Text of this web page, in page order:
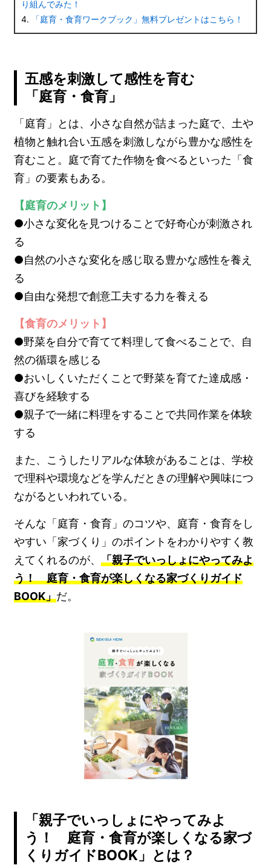
り組んでみた！
4.
「庭育・食育ワークブック」無料プレゼントはこちら！
五感を刺激して感性を育む
「庭育・食育」
「庭育」とは、小さな自然が詰まった庭で、土や
植物と触れ合い五感を刺激しながら豊かな感性を
育むこと。庭で育てた作物を食べるといった「食
育」の要素もある。
【庭育のメリット】
●小さな変化を見つけることで好奇心が刺激され
る
●自然の小さな変化を感じ取る豊かな感性を養え
る
●自由な発想で創意工夫する力を養える
【食育のメリット】
●野菜を自分で育てて料理して食べることで、自
然の循環を感じる
●おいしくいただくことで野菜を育てた達成感・
喜びを経験する
●親子で一緒に料理をすることで共同作業を体験
する
また、こうしたリアルな体験があることは、学校
で理科や環境などを学んだときの理解や興味につ
ながるといわれている。
そんな「庭育・食育」のコツや、庭育・食育をし
やすい「家づくり」のポイントをわかりやすく教
えてくれるのが、「親子でいっしょにやってみよ
う！ 庭育・食育が楽しくなる家づくりガイド
BOOK」だ。
「親子でいっしょにやってみよ
う！ 庭育・食育が楽しくなる家づ
くりガイドBOOK」とは？